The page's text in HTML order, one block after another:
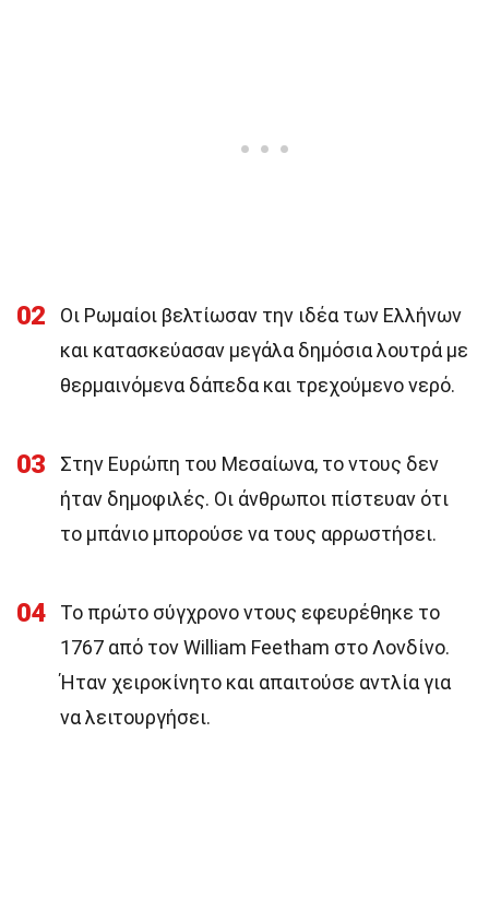
02
Οι Ρωμαίοι βελτίωσαν την ιδέα των Ελλήνων
και κατασκεύασαν μεγάλα δημόσια λουτρά με
θερμαινόμενα δάπεδα και τρεχούμενο νερό.
03
Στην Ευρώπη του Μεσαίωνα, το ντους δεν
ήταν δημοφιλές. Οι άνθρωποι πίστευαν ότι
το μπάνιο μπορούσε να τους αρρωστήσει.
04
Το πρώτο σύγχρονο ντους εφευρέθηκε το
1767 από τον William Feetham στο Λονδίνο.
Ήταν χειροκίνητο και απαιτούσε αντλία για
να λειτουργήσει.